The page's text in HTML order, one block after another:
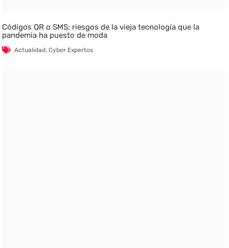
Códigos QR o SMS: riesgos de la vieja tecnología que la
pandemia ha puesto de moda
Actualidad,Cyber Expertos